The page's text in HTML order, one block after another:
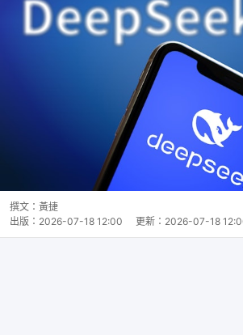
撰文： 黃捷
出版： 2026-07-18 12:00 更新： 2026-07-18